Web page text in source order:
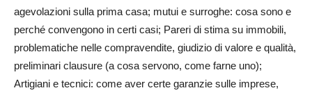
agevolazioni sulla prima casa; mutui e surroghe: cosa sono e
perché convengono in certi casi; Pareri di stima su immobili,
problematiche nelle compravendite, giudizio di valore e qualità,
preliminari clausure (a cosa servono, come farne uno);
Artigiani e tecnici: come aver certe garanzie sulle imprese,